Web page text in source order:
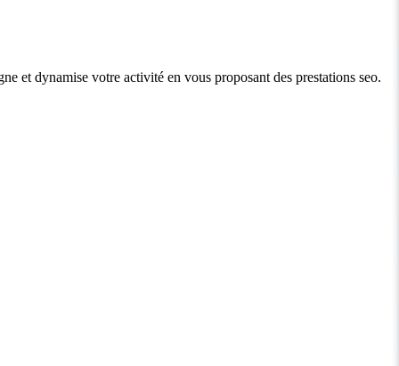
et dynamise votre activité en vous proposant des prestations seo.